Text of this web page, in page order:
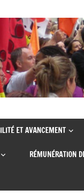
ET AVANCEMENT
RÉMUNÉRATION